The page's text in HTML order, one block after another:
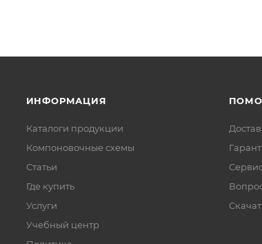
ИНФОРМАЦИЯ
Каталоги продукции
Компоновочные схемы
Статьи
Где купить
Услуги
Учебный центр